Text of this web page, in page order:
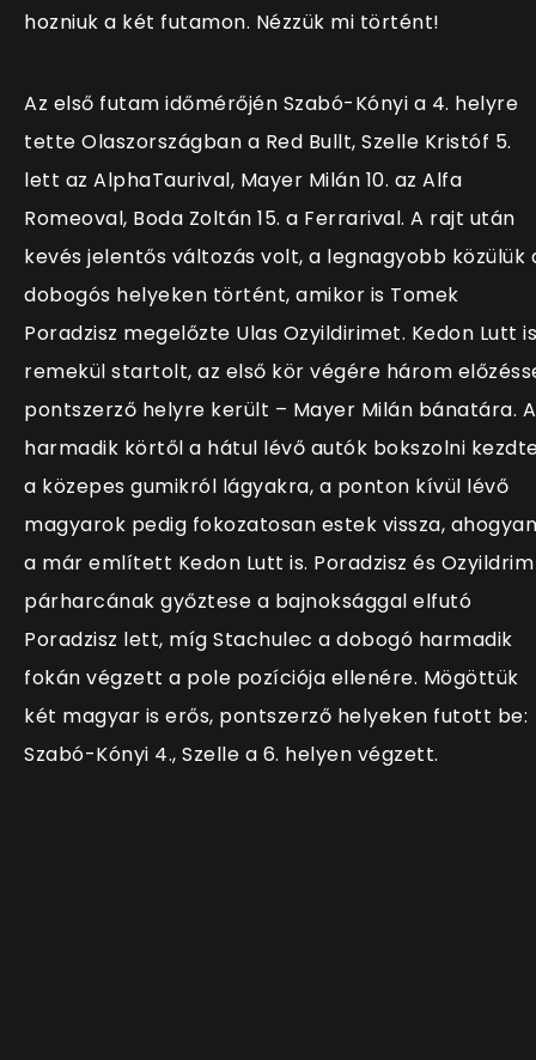
hozniuk a két futamon. Nézzük mi történt!
Az első futam időmérőjén Szabó-Kónyi a 4. helyre
tette Olaszországban a Red Bullt, Szelle Kristóf 5.
lett az AlphaTaurival, Mayer Milán 10. az Alfa
Romeoval, Boda Zoltán 15. a Ferrarival. A rajt után
kevés jelentős változás volt, a legnagyobb közülük
dobogós helyeken történt, amikor is Tomek
Poradzisz megelőzte Ulas Ozyildirimet. Kedon Lutt is
remekül startolt, az első kör végére három
pontszerző helyre került – Mayer Milán bánatára. A
harmadik körtől a hátul lévő autók bokszolni
a közepes gumikról lágyakra, a ponton kívül lévő
magyarok pedig fokozatosan estek vissza, ahogyan
a már említett Kedon Lutt is. Poradzisz és Ozyildrim
párharcának győztese a bajnoksággal elfutó
Poradzisz lett, míg Stachulec a dobogó harmadik
fokán végzett a pole pozíciója ellenére. Mögöttük
két magyar is erős, pontszerző helyeken futott be:
Szabó-Kónyi 4., Szelle a 6. helyen végzett.